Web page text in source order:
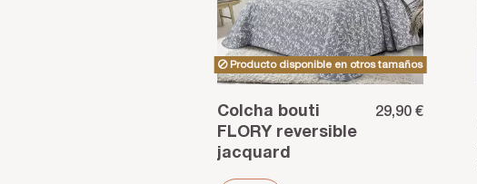
Producto disponible en otros tamaños
Colcha bouti
FLORY reversible
jacquard
poliéster gris
29,90 €